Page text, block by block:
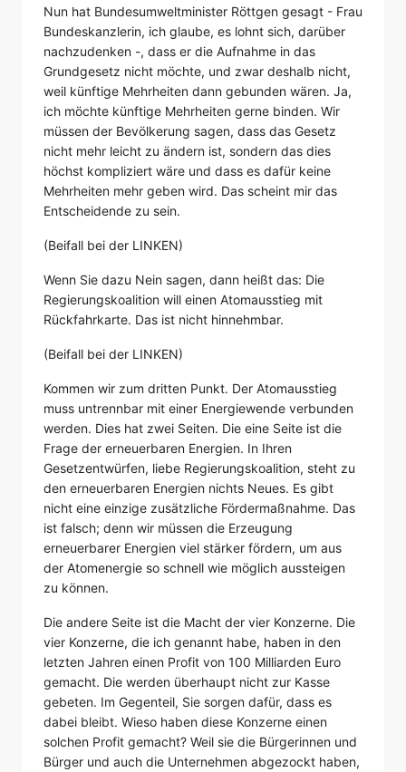
Nun hat Bundesumweltminister Röttgen gesagt - Frau
Bundeskanzlerin, ich glaube, es lohnt sich, darüber
nachzudenken -, dass er die Aufnahme in das
Grundgesetz nicht möchte, und zwar deshalb nicht,
weil künftige Mehrheiten dann gebunden wären. Ja,
ich möchte künftige Mehrheiten gerne binden. Wir
müssen der Bevölkerung sagen, dass das Gesetz
nicht mehr leicht zu ändern ist, sondern das dies
höchst kompliziert wäre und dass es dafür keine
Mehrheiten mehr geben wird. Das scheint mir das
Entscheidende zu sein.
(Beifall bei der LINKEN)
Wenn Sie dazu Nein sagen, dann heißt das: Die
Regierungskoalition will einen Atomausstieg mit
Rückfahrkarte. Das ist nicht hinnehmbar.
(Beifall bei der LINKEN)
Kommen wir zum dritten Punkt. Der Atomausstieg
muss untrennbar mit einer Energiewende verbunden
werden. Dies hat zwei Seiten. Die eine Seite ist die
Frage der erneuerbaren Energien. In Ihren
Gesetzentwürfen, liebe Regierungskoalition, steht zu
den erneuerbaren Energien nichts Neues. Es gibt
nicht eine einzige zusätzliche Fördermaßnahme. Das
ist falsch; denn wir müssen die Erzeugung
erneuerbarer Energien viel stärker fördern, um aus
der Atomenergie so schnell wie möglich aussteigen
zu können.
Die andere Seite ist die Macht der vier Konzerne. Die
vier Konzerne, die ich genannt habe, haben in den
letzten Jahren einen Profit von 100 Milliarden Euro
gemacht. Die werden überhaupt nicht zur Kasse
gebeten. Im Gegenteil, Sie sorgen dafür, dass es
dabei bleibt. Wieso haben diese Konzerne einen
solchen Profit gemacht? Weil sie die Bürgerinnen und
Bürger und auch die Unternehmen abgezockt haben,